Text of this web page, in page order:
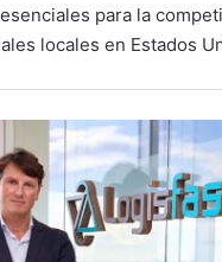
para la
locales en Estados